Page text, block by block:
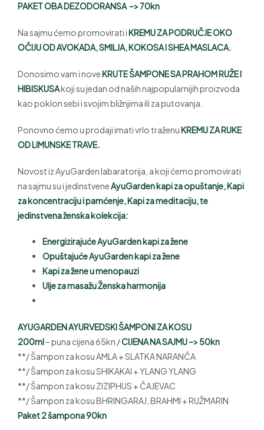
PAKET OBA DEZODORANSA –> 70kn
Na sajmu ćemo promovirati iKREMU ZA PODRUČJE OKO
OČIJU OD AVOKADA, SMILJA, KOKOSA I SHEA MASLACA.
Donosimo vam i noveKRUTE ŠAMPONE SA PRAHOM RUŽE I
HIBISKUSAkoji su jedan od naših najpopularnijih proizvoda
kao poklon sebi i svojim bližnjima ili za putovanja.
Ponovno ćemo u prodaji imati vrlo traženuKREMU ZA RUKE
OD LIMUNSKE TRAVE.
Novost iz AyuGarden labaratorija, a koji ćemo promovirati
na sajmu su i jedinstveneAyuGarden kapi za opuštanje, Kapi
za koncentraciju i pamćenje, Kapi za meditaciju, te
jedinstvena ženska kolekcija:
Energizirajuće AyuGarden kapi za žene
Opuštajuće AyuGarden kapi za žene
Kapi za žene u menopauzi
Ulje za masažu Ženska harmonija
AYUGARDEN AYURVEDSKI ŠAMPONI ZA KOSU
200ml– puna cijena 65kn /CIJENA NA SAJMU –> 50kn
**/ Šampon za kosu AMLA + SLATKA NARANČA
**/ Šampon za kosu SHIKAKAI + YLANG YLANG
**/ Šampon za kosu ZIZIPHUS + ČAJEVAC
**/ Šampon za kosu BHRINGARAJ, BRAHMI + RUŽMARIN
Paket 2 šampona 90kn